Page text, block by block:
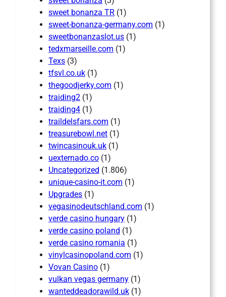
sweet bonanza TR (1)
sweet-bonanza-germany.com (1)
sweetbonanzaslot.us (1)
tedxmarseille.com (1)
Texs (3)
tfsvl.co.uk (1)
thegoodjerky.com (1)
traiding2 (1)
traiding4 (1)
traildelsfars.com (1)
treasurebowl.net (1)
twincasinouk.uk (1)
uexternado.co (1)
Uncategorized (1.806)
unique-casino-it.com (1)
Upgrades (1)
vegasinodeutschland.com (1)
verde casino hungary (1)
verde casino poland (1)
verde casino romania (1)
vinylcasinopoland.com (1)
Vovan Casino (1)
vulkan vegas germany (1)
wanteddeadorawild.uk (1)